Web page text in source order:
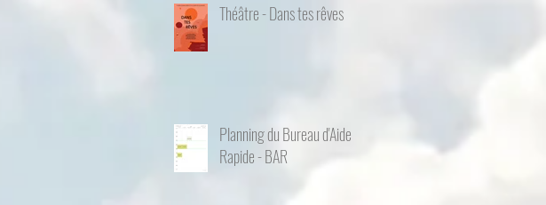
Théâtre - Dans tes rêves
Planning du Bureau d'Aide
Rapide - BAR